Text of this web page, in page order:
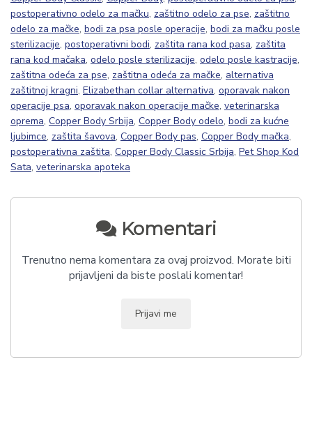
postoperativno odelo za mačku, zaštitno odelo za pse, zaštitno
odelo za mačke, bodi za psa posle operacije, bodi za mačku posle
sterilizacije, postoperativni bodi, zaštita rana kod pasa, zaštita
rana kod mačaka, odelo posle sterilizacije, odelo posle kastracije,
zaštitna odeća za pse, zaštitna odeća za mačke, alternativa
zaštitnoj kragni, Elizabethan collar alternativa, oporavak nakon
operacije psa, oporavak nakon operacije mačke, veterinarska
oprema, Copper Body Srbija, Copper Body odelo, bodi za kućne
ljubimce, zaštita šavova, Copper Body pas, Copper Body mačka,
postoperativna zaštita, Copper Body Classic Srbija, Pet Shop Kod
Sata, veterinarska apoteka
Komentari
Trenutno nema komentara za ovaj proizvod. Morate biti
prijavljeni da biste poslali komentar!
Prijavi me